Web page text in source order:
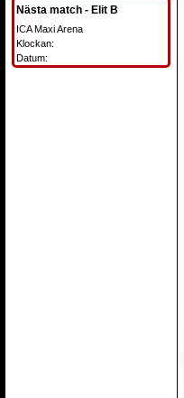
Nästa match - Elit B
ICA Maxi Arena
Klockan:
Datum: